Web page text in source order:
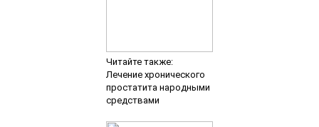
Читайте также:
Лечение хронического
простатита народными
средствами